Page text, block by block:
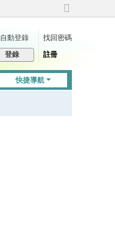
切
到
自動登錄
找回密碼
登錄 註冊
快捷導航